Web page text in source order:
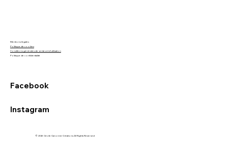
Mentions légales
Politique de cookies
Conditions générales de ventes et d'utilisation
Politique de confidentialité
© 2026 Cécile Canonne Créations All Rights Reserved
Facebook
Instagram